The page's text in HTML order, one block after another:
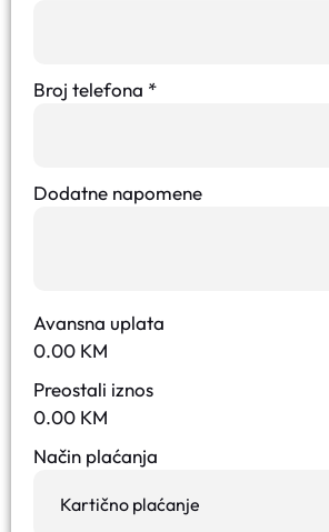
Broj telefona *
Dodatne napomene
Avansna uplata
0.00 KM
Preostali iznos
0.00 KM
Način plaćanja